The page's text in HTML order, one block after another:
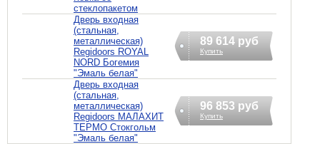
стеклопакетом
Дверь входная
(стальная,
металлическая)
Regidoors ROYAL
NORD Богемия
"Эмаль белая"
89 614 руб
Купить
Дверь входная
(стальная,
металлическая)
Regidoors МАЛАХИТ
ТЕРМО Стокгольм
"Эмаль белая"
96 853 руб
Купить